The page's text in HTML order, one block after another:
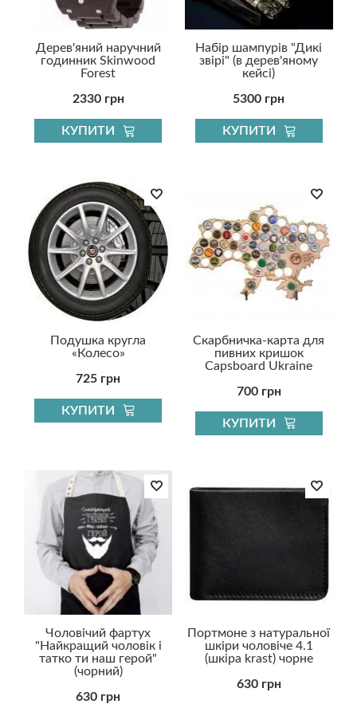
Дерев'яний наручний
годинник Skinwood
Forest
2330 грн
КУПИТИ
Набір шампурів "Дикі
звірі" (в дерев'яному
кейсі)
5300 грн
КУПИТИ
Подушка кругла
«Колесо»
725 грн
КУПИТИ
Скарбничка-карта для
пивних кришок
Capsboard Ukraine
700 грн
КУПИТИ
Чоловічий фартух
"Найкращий чоловік і
татко ти наш герой"
(чорний)
630 грн
Портмоне з натуральної
шкіри чоловіче 4.1
(шкіра krast) чорне
630 грн